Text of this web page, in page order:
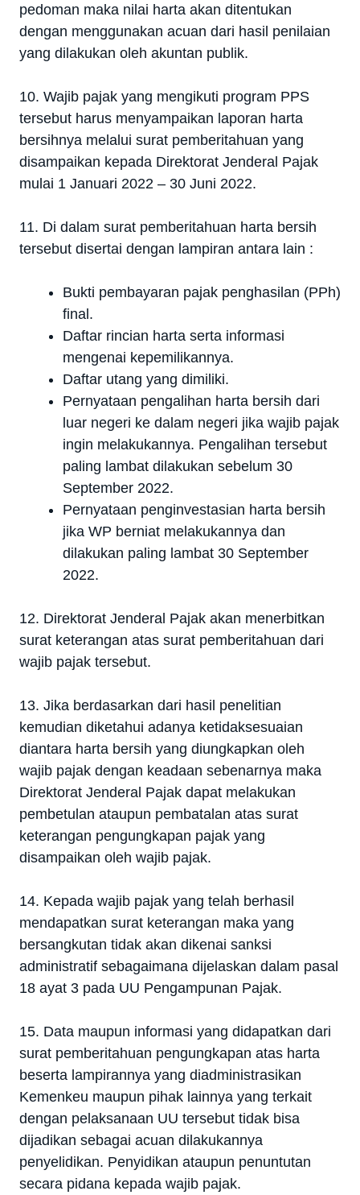
pedoman maka nilai harta akan ditentukan
dengan menggunakan acuan dari hasil penilaian
yang dilakukan oleh akuntan publik.
10. Wajib pajak yang mengikuti program PPS
tersebut harus menyampaikan laporan harta
bersihnya melalui surat pemberitahuan yang
disampaikan kepada Direktorat Jenderal Pajak
mulai 1 Januari 2022 – 30 Juni 2022.
11. Di dalam surat pemberitahuan harta bersih
tersebut disertai dengan lampiran antara lain :
Bukti pembayaran pajak penghasilan (PPh)
final.
Daftar rincian harta serta informasi
mengenai kepemilikannya.
Daftar utang yang dimiliki.
Pernyataan pengalihan harta bersih dari
luar negeri ke dalam negeri jika wajib pajak
ingin melakukannya. Pengalihan tersebut
paling lambat dilakukan sebelum 30
September 2022.
Pernyataan penginvestasian harta bersih
jika WP berniat melakukannya dan
dilakukan paling lambat 30 September
2022.
12. Direktorat Jenderal Pajak akan menerbitkan
surat keterangan atas surat pemberitahuan dari
wajib pajak tersebut.
13. Jika berdasarkan dari hasil penelitian
kemudian diketahui adanya ketidaksesuaian
diantara harta bersih yang diungkapkan oleh
wajib pajak dengan keadaan sebenarnya maka
Direktorat Jenderal Pajak dapat melakukan
pembetulan ataupun pembatalan atas surat
keterangan pengungkapan pajak yang
disampaikan oleh wajib pajak.
14. Kepada wajib pajak yang telah berhasil
mendapatkan surat keterangan maka yang
bersangkutan tidak akan dikenai sanksi
administratif sebagaimana dijelaskan dalam pasal
18 ayat 3 pada UU Pengampunan Pajak.
15. Data maupun informasi yang didapatkan dari
surat pemberitahuan pengungkapan atas harta
beserta lampirannya yang diadministrasikan
Kemenkeu maupun pihak lainnya yang terkait
dengan pelaksanaan UU tersebut tidak bisa
dijadikan sebagai acuan dilakukannya
penyelidikan. Penyidikan ataupun penuntutan
secara pidana kepada wajib pajak.